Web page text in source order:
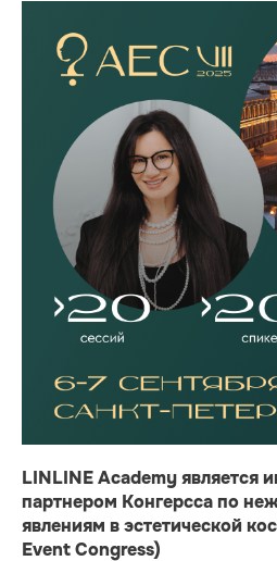
LINLINE Academy является
партнером Конгерсса по
явлениям в эстетической
Event Congress)